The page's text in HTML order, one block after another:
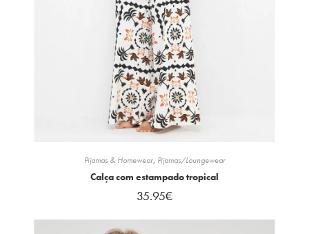
Pijamas & Homewear, Pijamas/Loungewear
Calça com estampado tropical
35.95€